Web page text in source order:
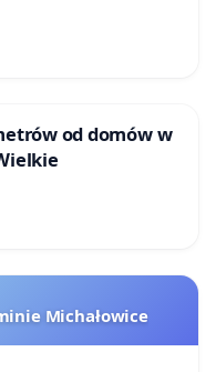
od domów w
Michałowice